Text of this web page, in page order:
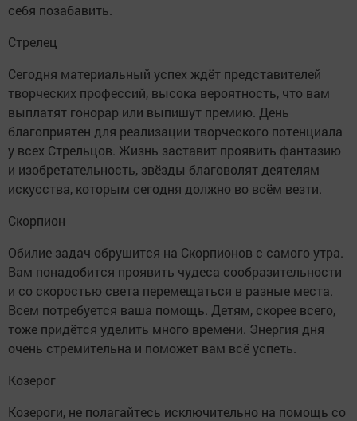
себя позабавить.
Стрелец
Сегодня материальный успех ждёт представителей
творческих профессий, высока вероятность, что вам
выплатят гонорар или выпишут премию. День
благоприятен для реализации творческого потенциала
у всех Стрельцов. Жизнь заставит проявить фантазию
и изобретательность, звёзды благоволят деятелям
искусства, которым сегодня должно во всём везти.
Скорпион
Обилие задач обрушится на Скорпионов с самого утра.
Вам понадобится проявить чудеса сообразительности
и со скоростью света перемещаться в разные места.
Всем потребуется ваша помощь. Детям, скорее всего,
тоже придётся уделить много времени. Энергия дня
очень стремительна и поможет вам всё успеть.
Козерог
Козероги, не полагайтесь исключительно на помощь со